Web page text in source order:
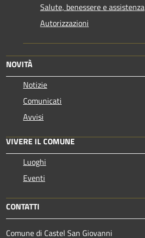
Salute, benessere e assistenza
Autorizzazioni
NOVITÀ
Notizie
Comunicati
Avvisi
VIVERE IL COMUNE
Luoghi
Eventi
CONTATTI
Comune di Castel San Giovanni